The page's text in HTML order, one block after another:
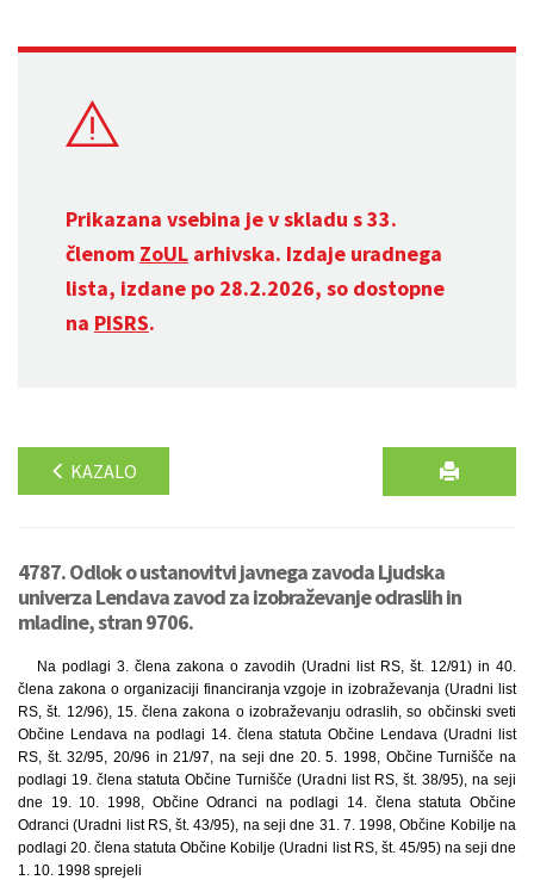
Prikazana vsebina je v skladu s 33.
členom ZoUL arhivska. Izdaje uradnega
lista, izdane po 28.2.2026, so dostopne
na PISRS.
KAZALO
4787. Odlok o ustanovitvi javnega zavoda Ljudska
univerza Lendava zavod za izobraževanje odraslih in
mladine, stran 9706.
Na podlagi 3. člena zakona o zavodih (Uradni list RS, št. 12/91) in 40.
člena zakona o organizaciji financiranja vzgoje in izobraževanja (Uradni list
RS, št. 12/96), 15. člena zakona o izobraževanju odraslih, so občinski sveti
Občine Lendava na podlagi 14. člena statuta Občine Lendava (Uradni list
RS, št. 32/95, 20/96 in 21/97, na seji dne 20. 5. 1998, Občine Turnišče na
podlagi 19. člena statuta Občine Turnišče (Uradni list RS, št. 38/95), na seji
dne 19. 10. 1998, Občine Odranci na podlagi 14. člena statuta Občine
Odranci (Uradni list RS, št. 43/95), na seji dne 31. 7. 1998, Občine Kobilje na
podlagi 20. člena statuta Občine Kobilje (Uradni list RS, št. 45/95) na seji dne
1. 10. 1998 sprejeli